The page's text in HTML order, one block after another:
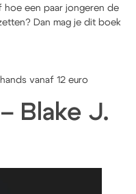
hoe een paar jongeren de
Dan mag je dit boek
vanaf 12 euro
Blake J.